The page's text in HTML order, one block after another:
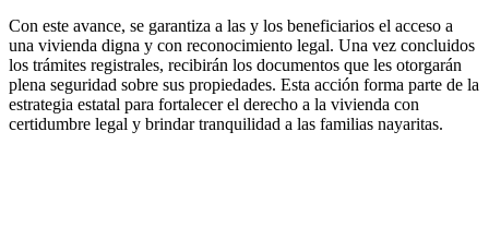
Con este avance, se garantiza a las y los beneficiarios el acceso a
una vivienda digna y con reconocimiento legal. Una vez concluidos
los trámites registrales, recibirán los documentos que les otorgarán
plena seguridad sobre sus propiedades. Esta acción forma parte de la
estrategia estatal para fortalecer el derecho a la vivienda con
certidumbre legal y brindar tranquilidad a las familias nayaritas.